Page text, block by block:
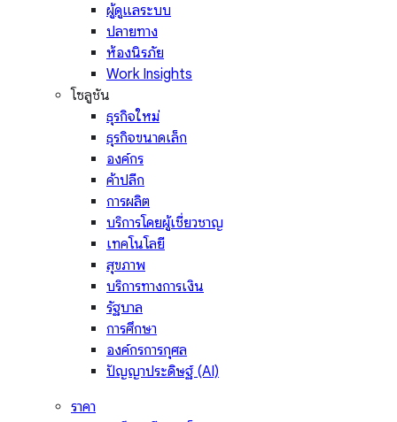
ผู้ดูแลระบบ
ปลายทาง
ห้องนิรภัย
Work Insights
โซลูชัน
ธุรกิจใหม่
ธุรกิจขนาดเล็ก
องค์กร
ค้าปลีก
การผลิต
บริการโดยผู้เชี่ยวชาญ
เทคโนโลยี
สุขภาพ
บริการทางการเงิน
รัฐบาล
การศึกษา
องค์กรการกุศล
ปัญญาประดิษฐ์ (AI)
ราคา